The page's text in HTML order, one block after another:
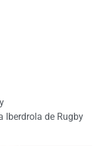
Iberdrola de Rugby